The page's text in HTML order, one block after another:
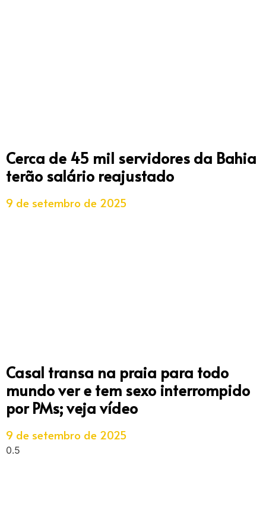
Cerca de 45 mil servidores da Bahia
terão salário reajustado
9 de setembro de 2025
Casal transa na praia para todo
mundo ver e tem sexo interrompido
por PMs; veja vídeo
9 de setembro de 2025